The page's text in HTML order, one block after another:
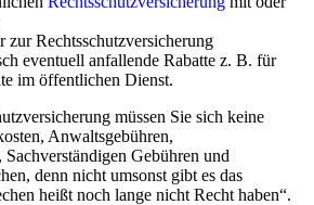
zur Rechtsschutzversicherung
eventuell anfallende Rabatte z. B. für
im öffentlichen Dienst.
müssen Sie sich keine
Anwaltsgebühren,
Sachverständigen Gebühren und
denn nicht umsonst gibt es das
heißt noch lange nicht Recht haben“.